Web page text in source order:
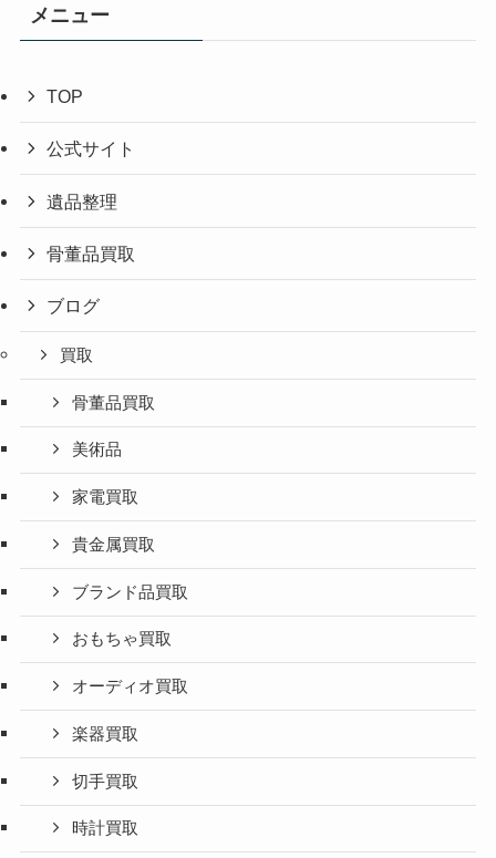
メニュー
TOP
公式サイト
遺品整理
骨董品買取
ブログ
買取
骨董品買取
美術品
家電買取
貴金属買取
ブランド品買取
おもちゃ買取
オーディオ買取
楽器買取
切手買取
時計買取